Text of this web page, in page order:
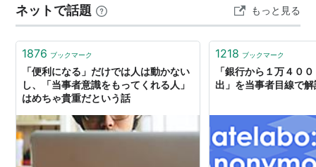
とになるようなのですが、ここで私が問題にしているの
は、皇室典範そのものが合憲かどう…
ネットで話題 もっと見る
1876 ブックマーク
「便利になる」だけでは人は動かない
し、「当事者意識をもってくれる人」
はめちゃ貴重だという話
1218 ブックマーク
「銀行から１万４０
出」を当事者目線で